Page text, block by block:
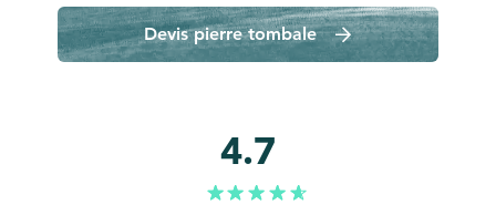
Devis pierre tombale
4.7